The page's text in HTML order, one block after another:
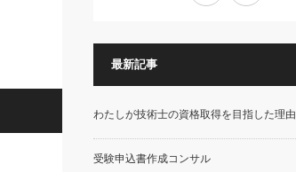
最新記事
わたしが技術士の資格取得を目指した理由
受験申込書作成コンサル